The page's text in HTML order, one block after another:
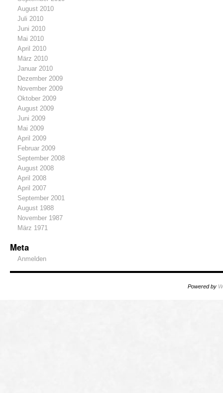
August 2010
Juli 2010
Juni 2010
Mai 2010
April 2010
März 2010
Januar 2010
Dezember 2009
November 2009
Oktober 2009
August 2009
Juni 2009
Mai 2009
April 2009
Februar 2009
September 2008
August 2008
April 2008
April 2007
September 2001
August 1988
November 1987
März 1971
Meta
Anmelden
Powered by